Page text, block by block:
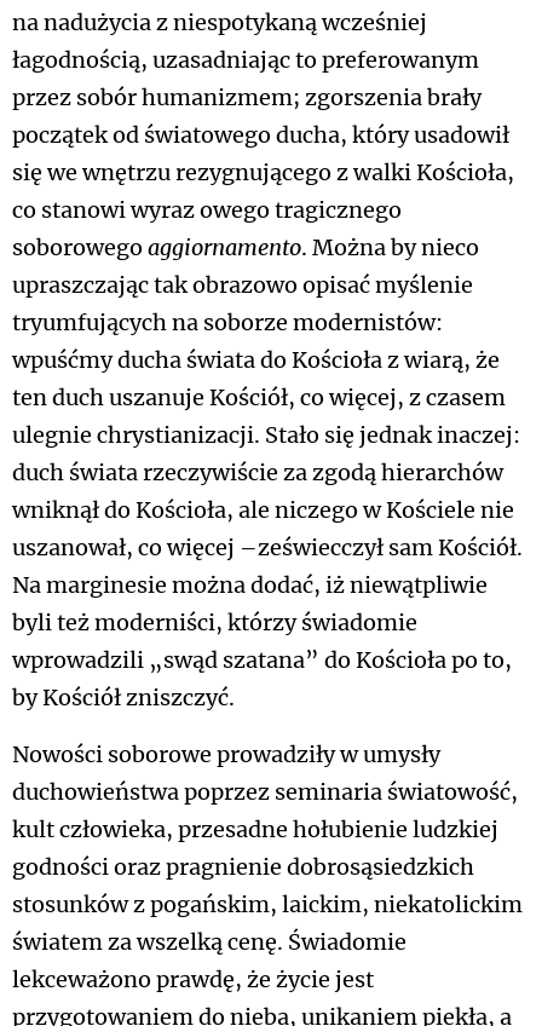
na nadużycia z niespotykaną wcześniej
łagodnością, uzasadniając to preferowanym
przez sobór humanizmem; zgorszenia brały
początek od światowego ducha, który usadowił
się we wnętrzu rezygnującego z walki Kościoła,
co stanowi wyraz owego tragicznego
soborowego aggiornamento. Można by nieco
upraszczając tak obrazowo opisać myślenie
tryumfujących na soborze modernistów:
wpuśćmy ducha świata do Kościoła z wiarą, że
ten duch uszanuje Kościół, co więcej, z czasem
ulegnie chrystianizacji. Stało się jednak inaczej:
duch świata rzeczywiście za zgodą hierarchów
wniknął do Kościoła, ale niczego w Kościele nie
uszanował, co więcej –zeświecczył sam Kościół.
Na marginesie można dodać, iż niewątpliwie
byli też moderniści, którzy świadomie
wprowadzili „swąd szatana” do Kościoła po to,
by Kościół zniszczyć.
Nowości soborowe prowadziły w umysły
duchowieństwa poprzez seminaria światowość,
kult człowieka, przesadne hołubienie ludzkiej
godności oraz pragnienie dobrosąsiedzkich
stosunków z pogańskim, laickim, niekatolickim
światem za wszelką cenę. Świadomie
lekceważono prawdę, że życie jest
przygotowaniem do nieba, unikaniem piekła, a